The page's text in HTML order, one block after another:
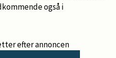
også i
efter annoncen